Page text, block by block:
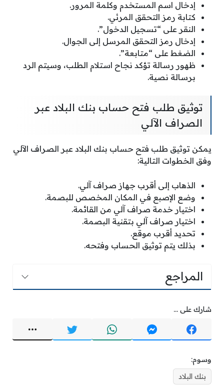
إدخال اسم المستخدم وكلمة المرور.
كتابة رمز التحقق المرئي.
النقر على “تسجيل الدخول”.
إدخال رمز التحقق المرسل إلى الجوال.
الضغط على “متابعة”.
ظهور رسالة تؤكد نجاح استلام الطلب، وسيتم الرد
برسالة نصية.
توثيق طلب فتح حساب بنك البلاد عبر
الصراف الآلي
يمكن توثيق طلب فتح حساب بنك البلاد عبر الصراف الآلي
وفق الخطوات التالية:
الذهاب إلى أقرب جهاز صراف آلي.
وضع الإصبع في المكان المخصص للبصمة.
اختيار خدمة صراف آلي من القائمة.
اختيار صراف آلي بتقنية البصمة.
تحديد أقرب موقع.
بذلك يتم توثيق الحساب وفتحه.
المراجع
شارك على ...
وسوم:
بنك البلاد